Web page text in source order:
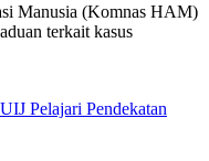
Manusia (Komnas HAM)
terkait kasus
Pelajari Pendekatan